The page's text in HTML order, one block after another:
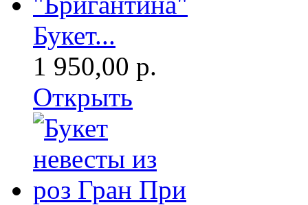
Букет...
1 950,00 р.
Открыть